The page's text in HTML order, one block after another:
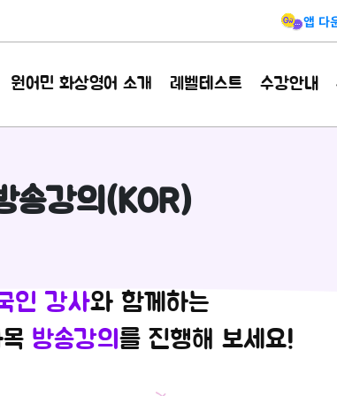
앱 다
원어민 화상영어 소개 레벨테스트 수강안내
송강의(KOR)
인 강사와 함께하는
방송강의를 진행해 보세요!